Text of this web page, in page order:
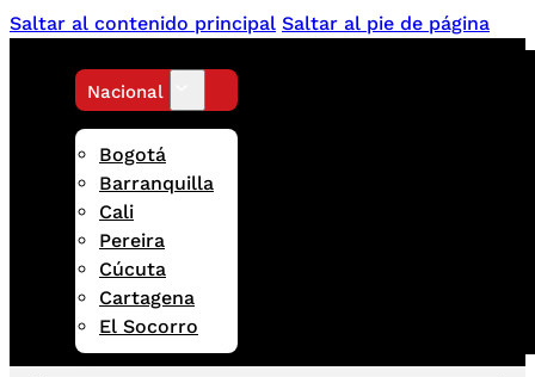
Saltar al contenido principal Saltar al pie de página
Nacional
Bogotá
Barranquilla
Cali
Pereira
Cúcuta
Cartagena
El Socorro